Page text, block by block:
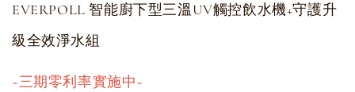
EVERPOLL 智能廚下型三溫UV觸控飲水機+守護升
級全效淨水組
~三期零利率實施中~